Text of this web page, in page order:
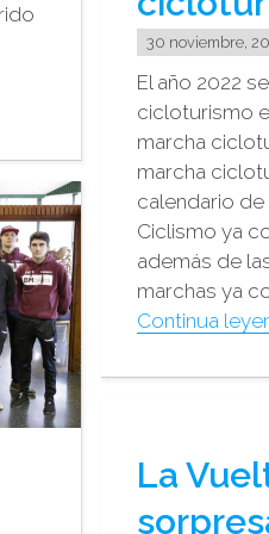
30 noviembre,
El año 2022
cicloturismo
marcha
marcha
calendario de
Ciclismo ya
además de
marchas ya
Continua
La